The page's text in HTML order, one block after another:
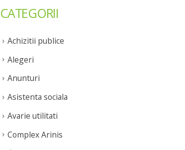
CATEGORII
Achizitii publice
Alegeri
Anunturi
Asistenta sociala
Avarie utilitati
Complex Arinis